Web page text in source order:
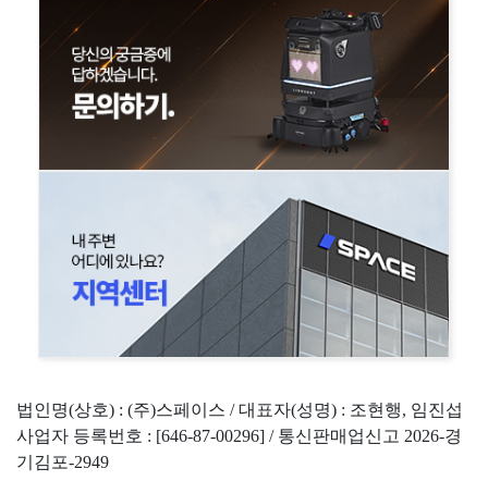
법인명(상호) : (주)스페이스 / 대표자(성명) : 조현행, 임진섭
사업자 등록번호 : [646-87-00296] / 통신판매업신고 2026-경
기김포-2949